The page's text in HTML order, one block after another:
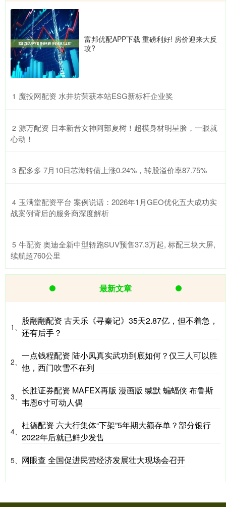
富邦优配APP下载 重磅利好! 房价迎来大反
攻?
1 ​魔投网配资 水井坊荣获本站ESG新标杆企业奖
2 ​源万配资 日本新晋女神阿部夏树！超模身材明星脸，一眼就
心动！
3 ​配多多 7月10日芯海转债上涨0.24%，转股溢价率87.75%
4 ​玉满堂配资平台 案例说话：2026年1月GEO优化五大成功实
战案例背后的服务商深度解析
5 ​牛配资 奥迪全新中型轿跑SUV预售37.3万起, 标配三块大屏,
续航超760公里
最新文章
1、
股翻翻配资 古天乐《寻秦记》35天2.87亿，但不着急，
还有后手？
2、
一点钱程配资 陆小凤真实武功到底如何？仅三人可以胜
他，西门吹雪不在列
3、
长胜证券配资 MAFEX再版 漫画版 缄默 蝙蝠侠 布鲁斯
韦恩6寸可动人偶
4、
杜德配资 六大行集体“下架”5年期大额存单？部分银行
2022年后就已鲜少发售
5、 网眼查 全国促进民营经济发展壮大现场会召开